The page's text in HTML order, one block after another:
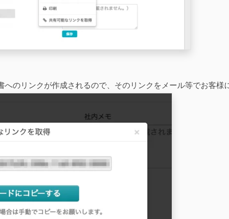
へのリンクが作成されるので、そのリンクをメール等でお客様